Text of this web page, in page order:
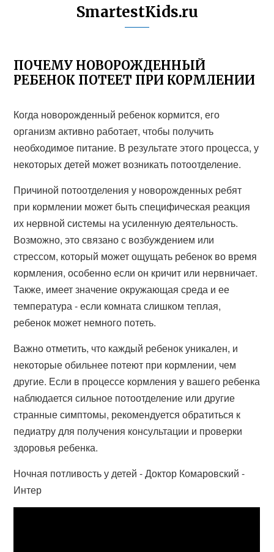
SmartestKids.ru
ПОЧЕМУ НОВОРОЖДЕННЫЙ
РЕБЕНОК ПОТЕЕТ ПРИ КОРМЛЕНИИ
Когда новорожденный ребенок кормится, его
организм активно работает, чтобы получить
необходимое питание. В результате этого процесса, у
некоторых детей может возникать потоотделение.
Причиной потоотделения у новорожденных ребят
при кормлении может быть специфическая реакция
их нервной системы на усиленную деятельность.
Возможно, это связано с возбуждением или
стрессом, который может ощущать ребенок во время
кормления, особенно если он кричит или нервничает.
Также, имеет значение окружающая среда и ее
температура - если комната слишком теплая,
ребенок может немного потеть.
Важно отметить, что каждый ребенок уникален, и
некоторые обильнее потеют при кормлении, чем
другие. Если в процессе кормления у вашего ребенка
наблюдается сильное потоотделение или другие
странные симптомы, рекомендуется обратиться к
педиатру для получения консультации и проверки
здоровья ребенка.
Ночная потливость у детей - Доктор Комаровский -
Интер